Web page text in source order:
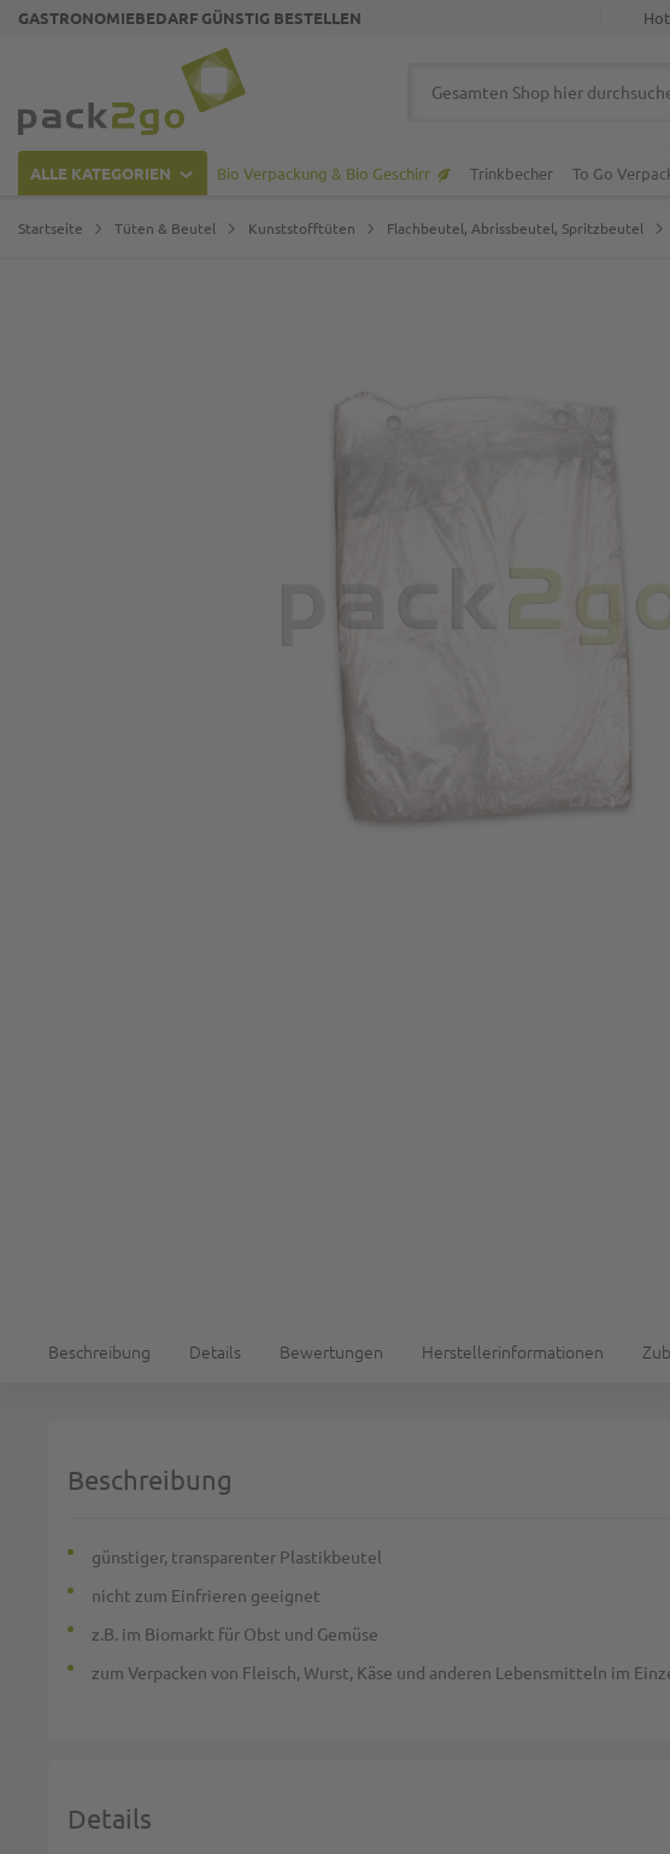
GASTRONOMIEBEDARF GÜNSTIG BESTELLEN
ALLE KATEGORIEN Bio Verpackung & Bio Geschirr Trinkbecher To Go
Startseite Tüten & Beutel Kunststofftüten Flachbeutel, Abrissbeutel, Spritzbeutel
Beschreibung Details Bewertungen Herstellerinformationen
Beschreibung
günstiger, transparenter Plastikbeutel
nicht zum Einfrieren geeignet
z.B. im Biomarkt für Obst und Gemüse
zum Verpacken von Fleisch, Wurst, Käse und anderen Lebensmitteln im
Details